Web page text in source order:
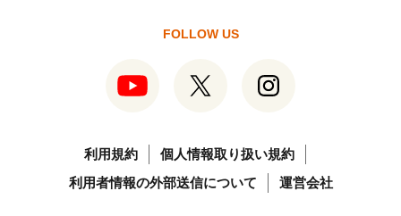
FOLLOW US
利用規約
個人情報取り扱い規約
利用者情報の外部送信について
運営会社